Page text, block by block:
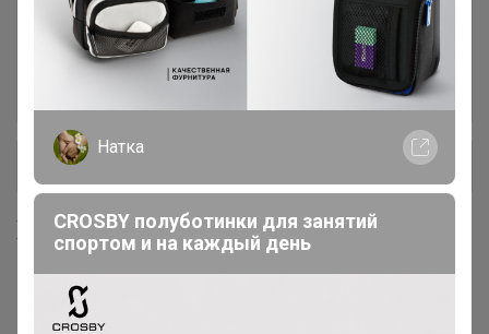
Карманные платки
31
Хиты продаж
Натка
CROSBY полуботинки для занятий
спортом и на каждый день